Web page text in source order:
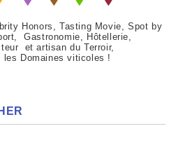
Honors, Tasting Movie, Spot by
Gastronomie, Hôtellerie,
et artisan du Terroir,
Domaines viticoles !